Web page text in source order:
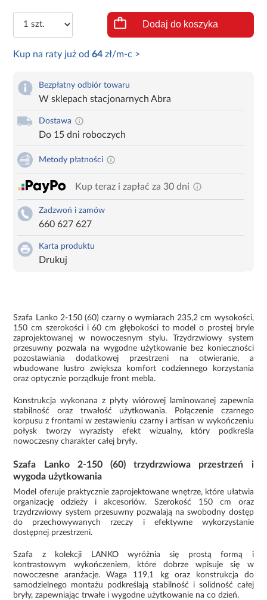
Dodaj do koszyka
Kup na raty już od64 zł/m-c >
Bezpłatny odbiór towaru
W sklepach stacjonarnych Abra
Dostawa
Do 15 dni roboczych
Metody płatności
Kup teraz i zapłać za 30 dni
Zadzwoń i zamów
660 627 627
Karta produktu
Drukuj
Szafa Lanko 2-150 (60) czarny o wymiarach 235,2 cm wysokości,
150 cm szerokości i 60 cm głębokości to model o prostej bryle
zaprojektowanej w nowoczesnym stylu. Trzydrzwiowy system
przesuwny pozwala na wygodne użytkowanie bez konieczności
pozostawiania dodatkowej przestrzeni na otwieranie, a
wbudowane lustro zwiększa komfort codziennego korzystania
oraz optycznie porządkuje front mebla.
Konstrukcja wykonana z płyty wiórowej laminowanej zapewnia
stabilność oraz trwałość użytkowania. Połączenie czarnego
korpusu z frontami w zestawieniu czarny i artisan w wykończeniu
połysk tworzy wyrazisty efekt wizualny, który podkreśla
nowoczesny charakter całej bryły.
Szafa Lanko 2-150 (60) trzydrzwiowa przestrzeń i
wygoda użytkowania
Model oferuje praktycznie zaprojektowane wnętrze, które ułatwia
organizację odzieży i akcesoriów. Szerokość 150 cm oraz
trzydrzwiowy system przesuwny pozwalają na swobodny dostęp
do przechowywanych rzeczy i efektywne wykorzystanie
dostępnej przestrzeni.
Szafa z kolekcji LANKO wyróżnia się prostą formą i
kontrastowym wykończeniem, które dobrze wpisuje się w
nowoczesne aranżacje. Waga 119,1 kg oraz konstrukcja do
samodzielnego montażu podkreślają stabilność i solidność całej
bryły, zapewniając trwałe i wygodne użytkowanie na co dzień.